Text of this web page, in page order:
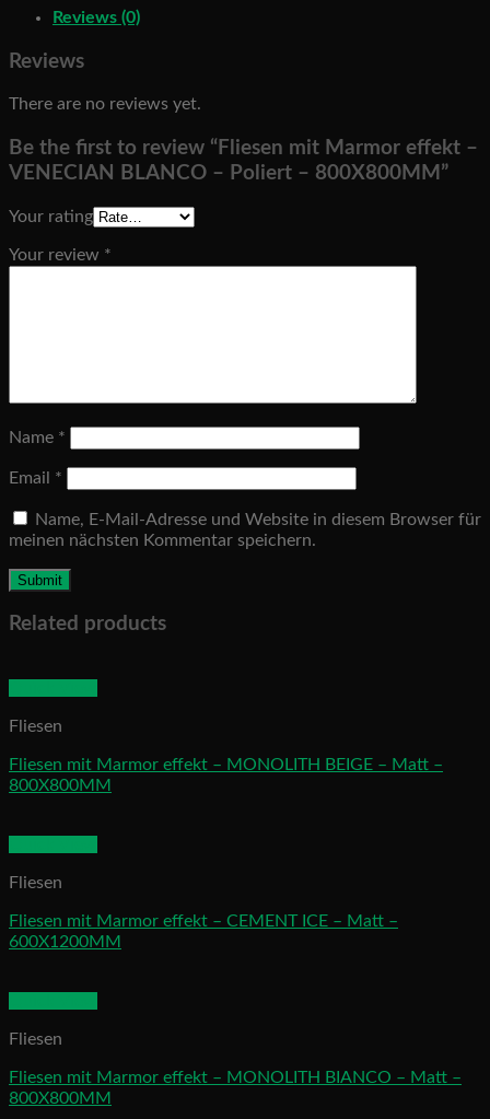
Reviews (0)
Reviews
There are no reviews yet.
Be the first to review “Fliesen mit Marmor effekt –
VENECIAN BLANCO – Poliert – 800X800MM”
Your rating
Your review *
Name *
Email *
Name, E-Mail-Adresse und Website in diesem Browser für
meinen nächsten Kommentar speichern.
Related products
Fliesen
Fliesen mit Marmor effekt – MONOLITH BEIGE – Matt –
800X800MM
Fliesen
Fliesen mit Marmor effekt – CEMENT ICE – Matt –
600X1200MM
Fliesen
Fliesen mit Marmor effekt – MONOLITH BIANCO – Matt –
800X800MM